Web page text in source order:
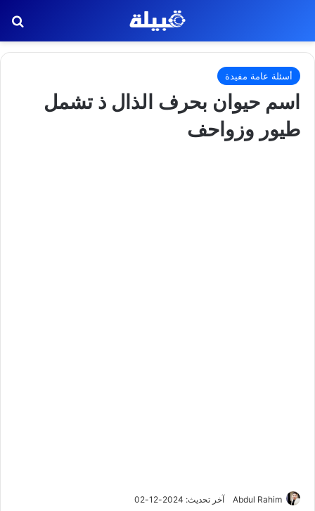
أسئلة عامة مفيدة
اسم حيوان بحرف الذال ذ تشمل
طيور وزواحف
Abdul Rahim آخر تحديث: 2024-12-02